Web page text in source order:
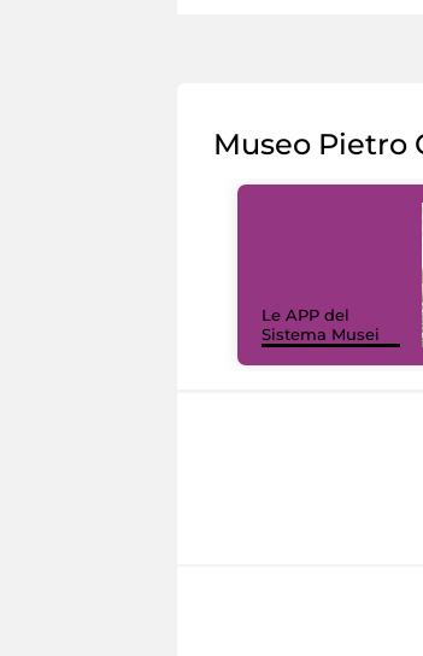
Museo Pietro
Le APP del
Sistema Musei